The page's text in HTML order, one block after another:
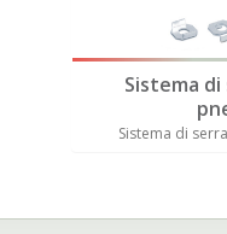
Sistema
Sistema di